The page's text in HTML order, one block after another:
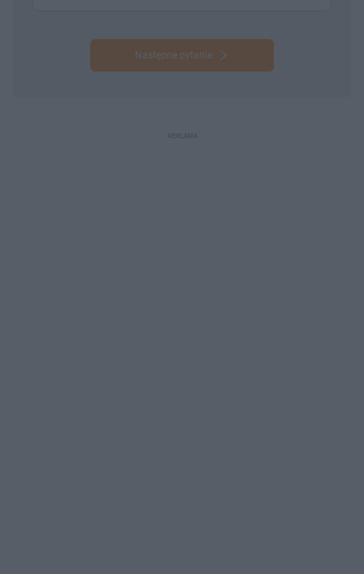
Następne pytanie